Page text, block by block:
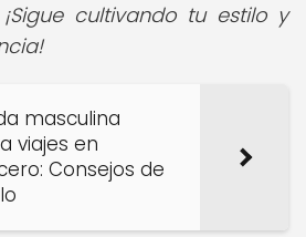
cultivando tu estilo y
masculina
viajes en
Consejos de